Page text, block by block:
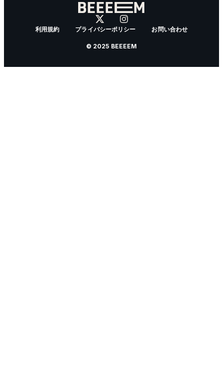
利用規約 プライバシーポリシー お問い合わせ
© 2025 BEEEEM